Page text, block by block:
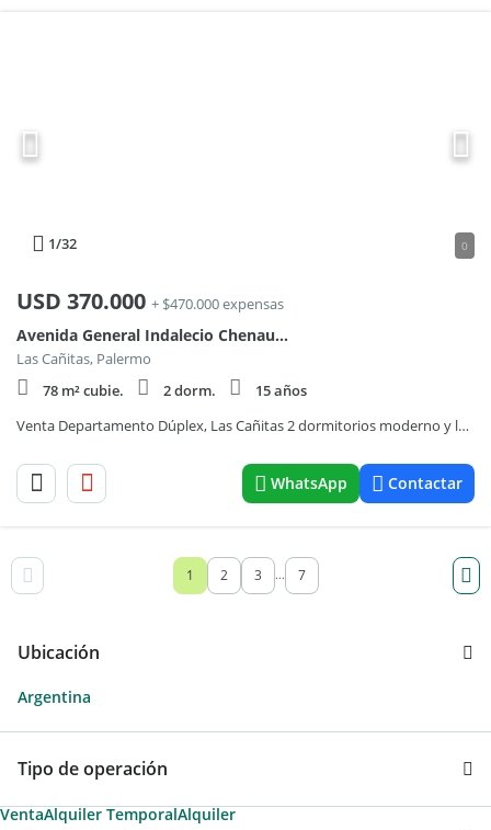
1/32 0
USD 370.000 + $470.000 expensas
Avenida General Indalecio Chenaut 1800
Las Cañitas, Palermo
78 m² cubie.
2 dorm.
15 años
Venta Departamento Dúplex, Las Cañitas 2 dormitorios moderno y luminoso, balcón APTO CREDITO
WhatsApp Contactar
1 2 3 ... 7
Ubicación
Argentina
Tipo de operación
VentaAlquiler TemporalAlquiler